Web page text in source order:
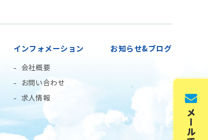
インフォメーション
会社概要
お問い合わせ
求人情報
お知らせ&ブログ